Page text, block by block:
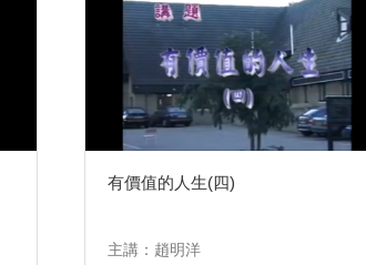
有價值的人生(四)
主講：趙明洋